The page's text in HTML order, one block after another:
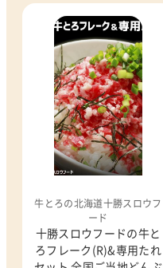
牛とろの北海道十勝スロウフ
ード
十勝スロウフードの牛と
ろフレーク(R)&専用たれ